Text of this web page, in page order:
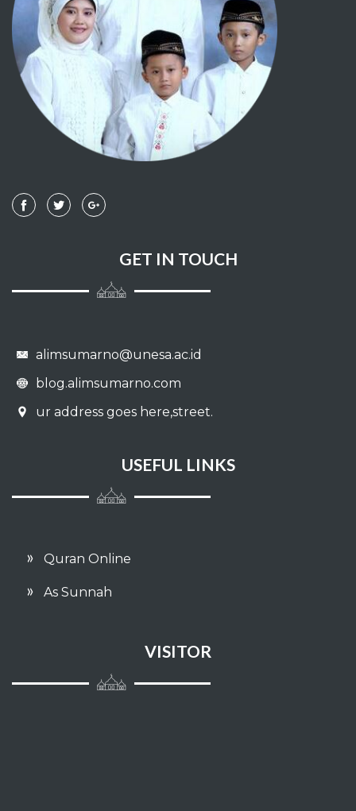
Adab
Meminta Izin
Hal-hal yang melunakkan hati
Qadar
Kafarat sumpah
Hukum hudud
Meminta taubat orang-orang murtad
dan para pembangkan serta memerangi
siasat mengelak
Hukum-hukum
GET IN TOUCH
alimsumarno@unesa.ac.id
blog.alimsumarno.com
ur address goes here,street.
USEFUL LINKS
Quran Online
As Sunnah
VISITOR